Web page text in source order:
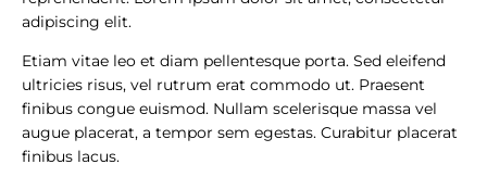
adipiscing elit.
Etiam vitae leo et diam pellentesque porta. Sed eleifend
ultricies risus, vel rutrum erat commodo ut. Praesent
finibus congue euismod. Nullam scelerisque massa vel
augue placerat, a tempor sem egestas. Curabitur placerat
finibus lacus.